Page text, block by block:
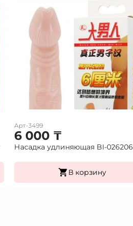
Арт-3499
6 000 ₸
Насадка удлиняющая BI-026206
В корзину